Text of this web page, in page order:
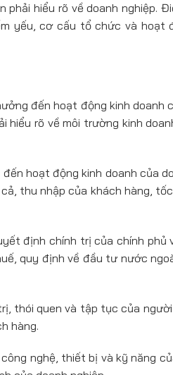
hiểu rõ về doanh nghiệp.
yếu, cơ cấu tổ chức và hoạt
đến hoạt động kinh doanh
rõ về môi trường kinh
hoạt động kinh doanh của
thu nhập của khách hàng,
định chính trị của chính phủ
quy định về đầu tư nước
thói quen và tập tục của
hàng.
nghệ, thiết bị và kỹ năng